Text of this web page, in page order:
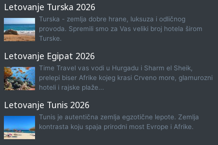
Letovanje Turska 2026
Turska - zemlja dobre hrane, luksuza i odličnog
provoda. Spremili smo za Vas veliki broj hotela širom
Turske.
Letovanje Egipat 2026
Time Travel vas vodi u Hurgadu i Sharm el Sheik,
prelepi biser Afrike kojeg krasi Crveno more, glamurozni
hoteli i rajske plaže...
Letovanje Tunis 2026
Tunis je autentična zemlja egzotične lepote. Zemlja
kontrasta koju spaja prirodni most Evrope i Afrike.